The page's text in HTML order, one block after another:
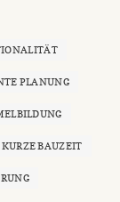
PLANUNG
KURZE BAUZEIT